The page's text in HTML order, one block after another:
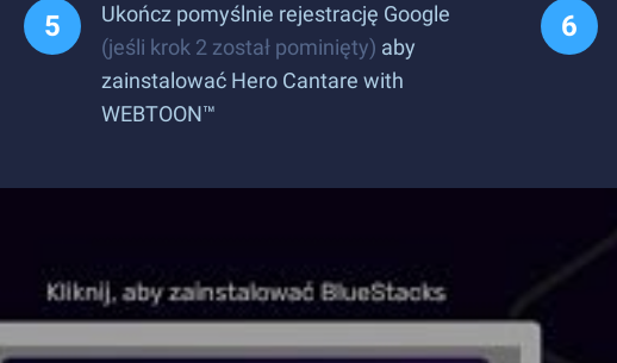
Ukończ pomyślnie rejestrację Google
(jeśli krok 2 został pominięty) aby
zainstalować Hero Cantare with
WEBTOON™